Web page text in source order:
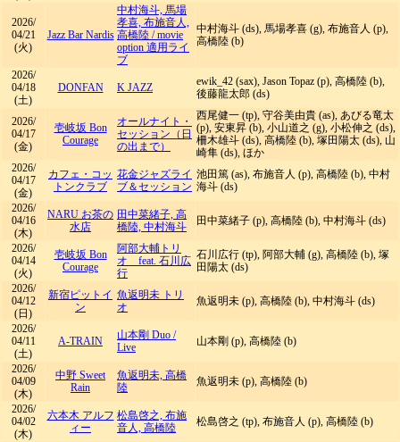
2026/
04/21
(火)
Jazz Bar Nardis
中村海斗, 馬場
孝喜, 布施音人,
高橋陸 /movie
option 適用ライ
ブ
中村海斗 (ds), 馬場孝喜 (g), 布施音人 (p),
高橋陸 (b)
2026/
04/18
(土)
DONFAN K JAZZ
ewik_42 (sax), Jason Topaz (p), 高橋陸 (b),
後藤龍太郎 (ds)
2026/
04/17
(金)
壱岐坂 Bon
Courage
オールナイト・
セッション（日
の出まで）
西尾健一 (tp), 守谷美由貴 (as), あびる竜太
(p), 安東昇 (b), 小山道之 (g), 小松伸之 (ds),
柵木雄斗 (ds), 高橋陸 (b), 塚田陽太 (ds), 山
崎隼 (ds), ほか
2026/
04/17
(金)
カフェ・コッ
トンクラブ
花金ジャズライ
ブ＆セッション
池田篤 (as), 布施音人 (p), 高橋陸 (b), 中村
海斗 (ds)
2026/
04/16
(木)
NARU お茶の
水店
田中菜緒子, 高
橋陸, 中村海斗
田中菜緒子 (p), 高橋陸 (b), 中村海斗 (ds)
2026/
04/14
(火)
壱岐坂 Bon
Courage
阿部大輔トリ
オ feat. 石川広
行
石川広行 (tp), 阿部大輔 (g), 高橋陸 (b), 塚
田陽太 (ds)
2026/
04/12
(日)
新宿ピットイ
ン
魚返明未 トリ
オ
魚返明未 (p), 高橋陸 (b), 中村海斗 (ds)
2026/
04/11
(土)
A-TRAIN 山本剛 Duo /
Live
山本剛 (p), 高橋陸 (b)
2026/
04/09
(木)
中野 Sweet
Rain
魚返明未, 高橋
陸
魚返明未 (p), 高橋陸 (b)
2026/
04/02
(木)
六本木 アルフ
ィー
松島啓之, 布施
音人, 高橋陸
松島啓之 (tp), 布施音人 (p), 高橋陸 (b)